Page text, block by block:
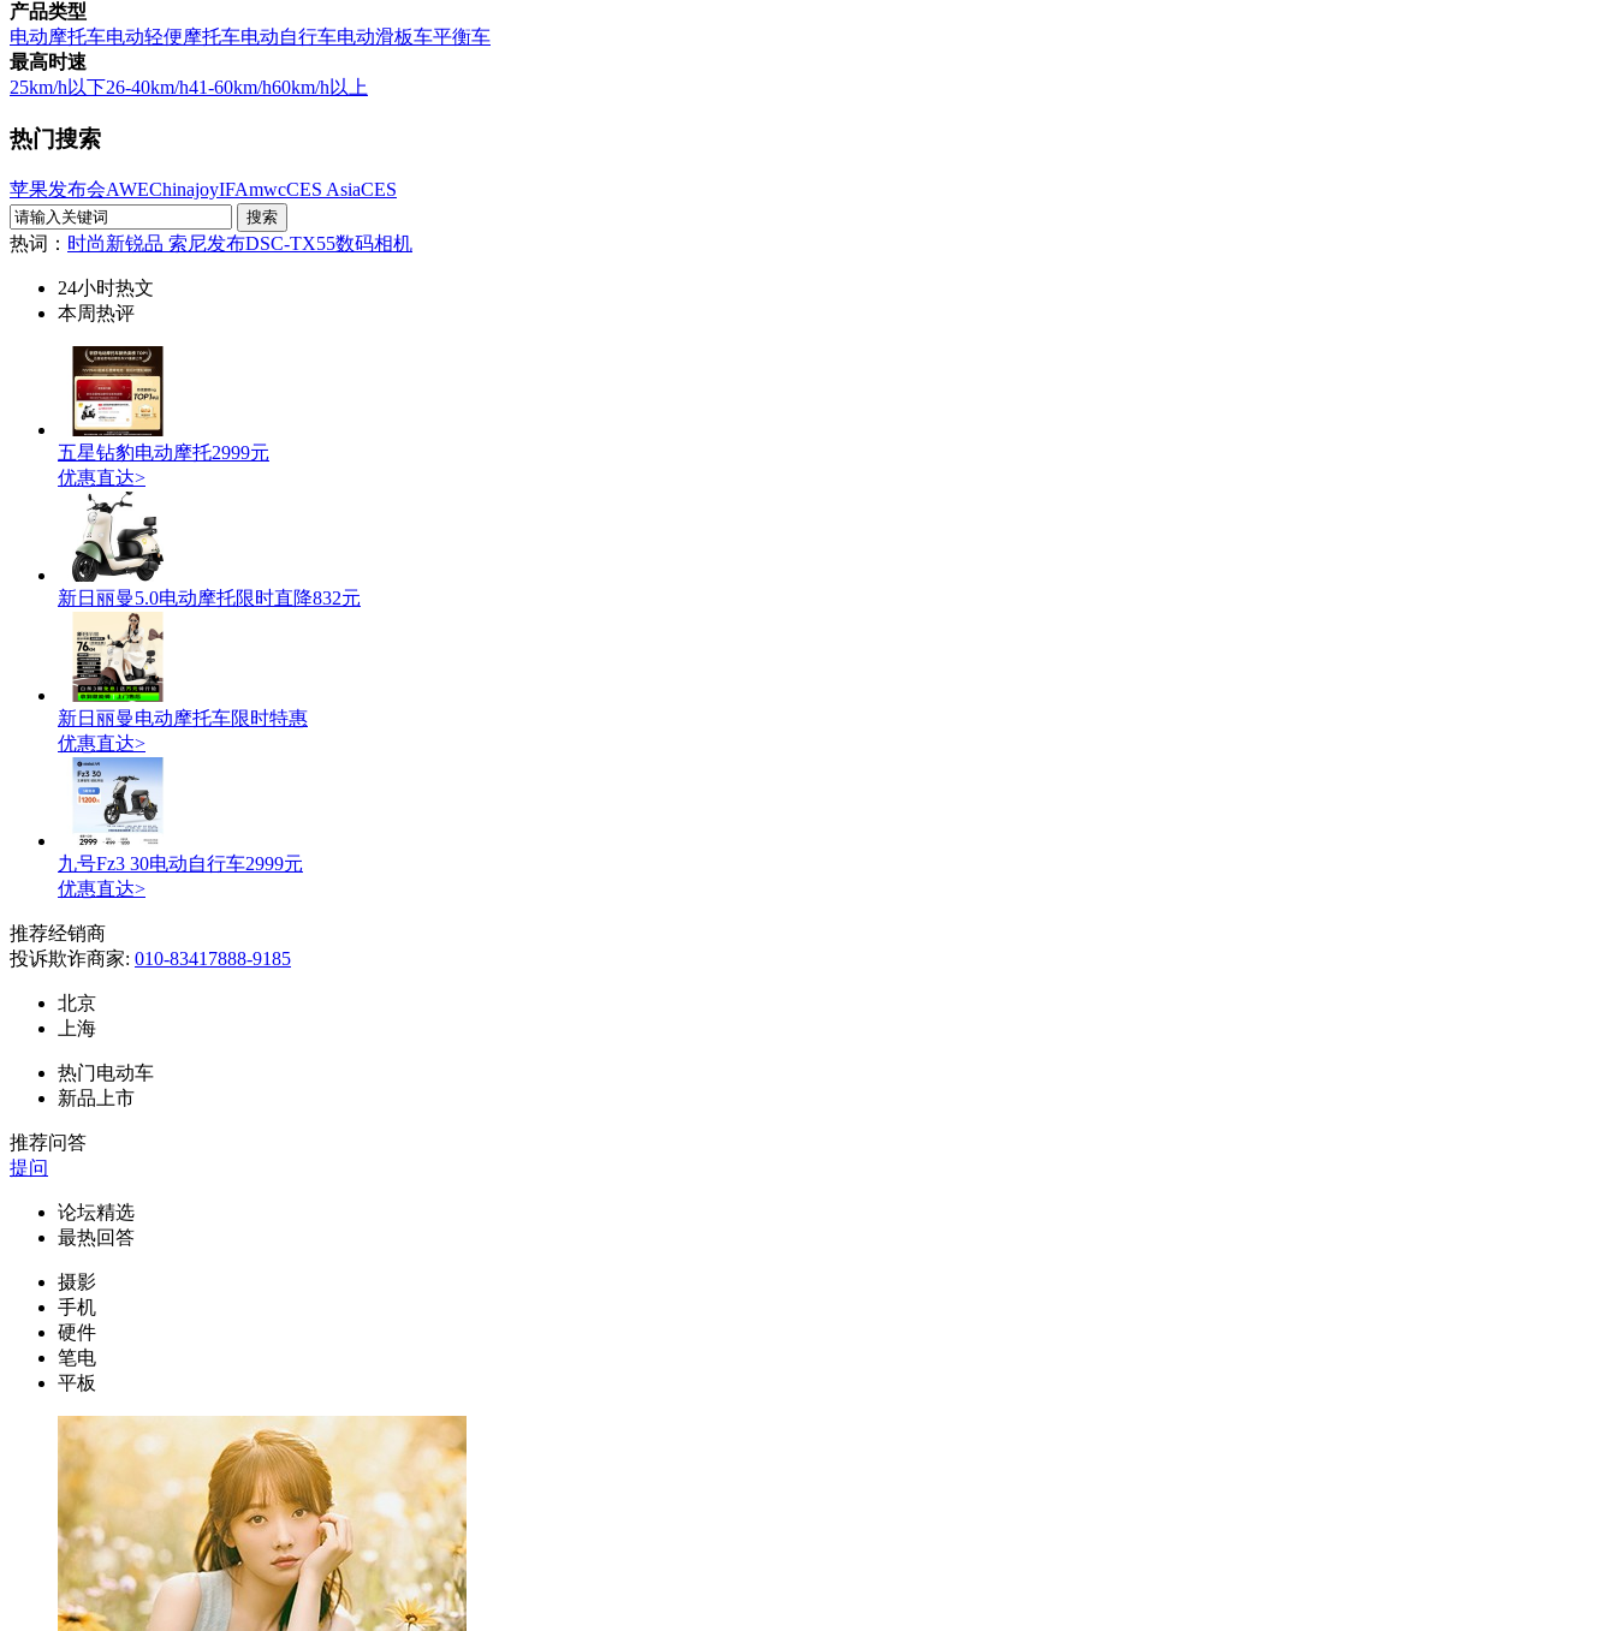
产品类型
电动摩托车电动轻便摩托车电动自行车电动滑板车平衡车
最高时速
25km/h以下26-40km/h41-60km/h60km/h以上
热门搜索
苹果发布会AWEChinajoyIFAmwcCES AsiaCES
热词： 时尚新锐品 索尼发布DSC-TX55数码相机
24小时热文
本周热评
五星钻豹电动摩托2999元
优惠直达>
新日丽曼5.0电动摩托限时直降832元
新日丽曼电动摩托车限时特惠
优惠直达>
九号Fz3 30电动自行车2999元
优惠直达>
推荐经销商
投诉欺诈商家: 010-83417888-9185
北京
上海
热门电动车
新品上市
推荐问答
提问
论坛精选
最热回答
摄影
手机
硬件
笔电
平板